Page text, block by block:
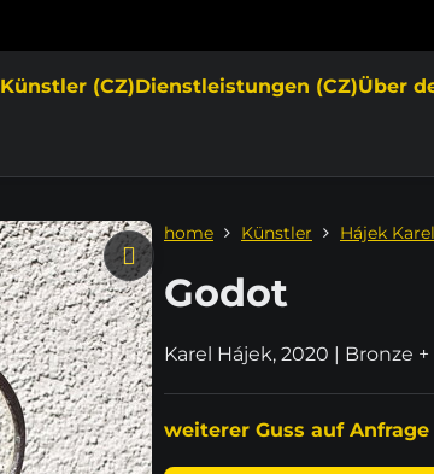
Künstler (CZ)Dienstleistungen (CZ)Über
home Künstler Hájek Karel
Godot
Karel Hájek, 2020 | Bronze
weiterer Guss auf Anfrage